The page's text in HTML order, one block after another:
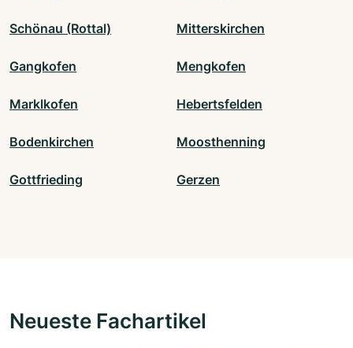
Schönau (Rottal) Mitterskirchen
Gangkofen Mengkofen
Marklkofen Hebertsfelden
Bodenkirchen Moosthenning
Gottfrieding Gerzen
Neueste Fachartikel